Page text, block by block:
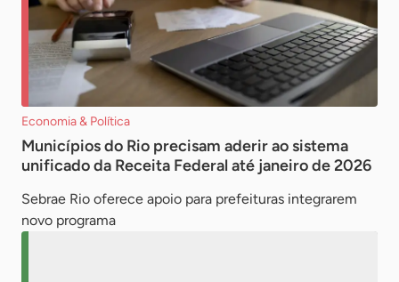
Economia & Política
Municípios do Rio precisam aderir ao sistema
unificado da Receita Federal até janeiro de 2026
Sebrae Rio oferece apoio para prefeituras integrarem
novo programa